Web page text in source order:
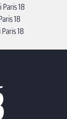
18
18
18